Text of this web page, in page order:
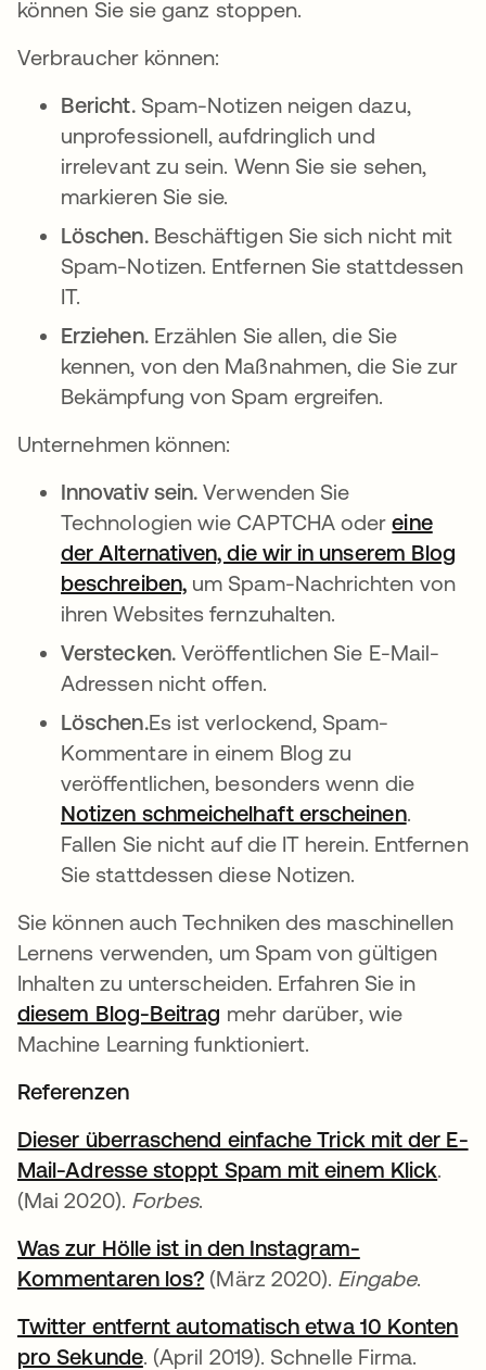
können Sie sie ganz stoppen.
Verbraucher können:
Bericht. Spam-Notizen neigen dazu,
unprofessionell, aufdringlich und
irrelevant zu sein. Wenn Sie sie sehen,
markieren Sie sie.
Löschen. Beschäftigen Sie sich nicht mit
Spam-Notizen. Entfernen Sie stattdessen
IT.
Erziehen. Erzählen Sie allen, die Sie
kennen, von den Maßnahmen, die Sie zur
Bekämpfung von Spam ergreifen.
Unternehmen können:
Innovativ sein.Verwenden Sie
Technologien wie CAPTCHA odereine
der Alternativen, die wir in unserem Blog
beschreiben,um Spam-Nachrichten von
ihren Websites fernzuhalten.
Verstecken. Veröffentlichen Sie E-Mail-
Adressen nicht offen.
Löschen.Es ist verlockend, Spam-
Kommentare in einem Blog zu
veröffentlichen, besonders wenn die
Notizen schmeichelhaft erscheinenwird in
.
Fallen Sie nicht auf die IT herein. Entfernen
Sie stattdessen diese Notizen.
Sie können auch Techniken des maschinellen
Lernens verwenden, um Spam von gültigen
Inhalten zu unterscheiden. Erfahren Sie in
diesem Blog-Beitrag mehr darüber, wie
Machine Learning funktioniert.
Referenzen
Dieser überraschend einfache Trick mit der E-
Mail-Adresse stoppt Spam mit einem Klickwird
.
(Mai 2020). Forbes.
Was zur Hölle ist in den Instagram-
Kommentaren los? wird in einer neuen
(März 2020). Eingabe.
Twitter entfernt automatisch etwa 10 Konten
pro Sekundewird in einer neuen Registerkarte
. (April 2019). Schnelle Firma.